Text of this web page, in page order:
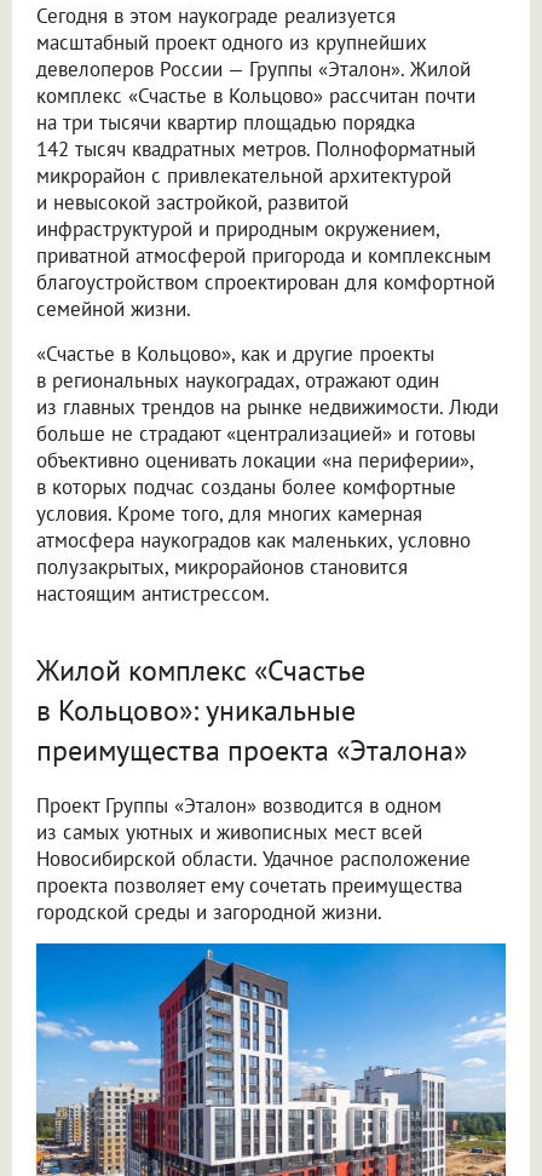
Сегодня в этом наукограде реализуется
масштабный проект одного из крупнейших
девелоперов России — Группы «Эталон». Жилой
комплекс «Счастье в Кольцово» рассчитан почти
на три тысячи квартир площадью порядка
142 тысяч квадратных метров. Полноформатный
микрорайон с привлекательной архитектурой
и невысокой застройкой, развитой
инфраструктурой и природным окружением,
приватной атмосферой пригорода и комплексным
благоустройством спроектирован для комфортной
семейной жизни.
«Счастье в Кольцово», как и другие проекты
в региональных наукоградах, отражают один
из главных трендов на рынке недвижимости. Люди
больше не страдают «централизацией» и готовы
объективно оценивать локации «на периферии»,
в которых подчас созданы более комфортные
условия. Кроме того, для многих камерная
атмосфера наукоградов как маленьких, условно
полузакрытых, микрорайонов становится
настоящим антистрессом.
Жилой комплекс «Счастье
в Кольцово»: уникальные
преимущества проекта «Эталона»
Проект Группы «Эталон» возводится в одном
из самых уютных и живописных мест всей
Новосибирской области. Удачное расположение
проекта позволяет ему сочетать преимущества
городской среды и загородной жизни.